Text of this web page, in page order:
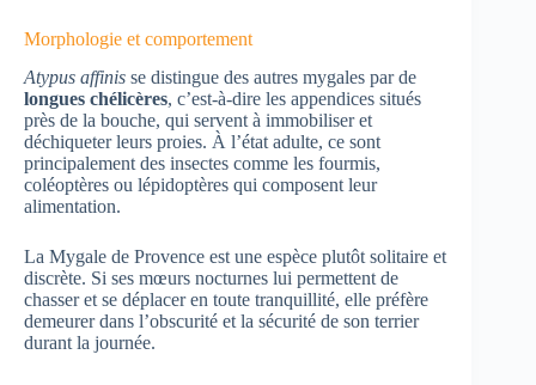
Morphologie et comportement
Atypus affinis se distingue des autres mygales par de
longues chélicères, c’est-à-dire les appendices situés
près de la bouche, qui servent à immobiliser et
déchiqueter leurs proies. À l’état adulte, ce sont
principalement des insectes comme les fourmis,
coléoptères ou lépidoptères qui composent leur
alimentation.
La Mygale de Provence est une espèce plutôt solitaire et
discrète. Si ses mœurs nocturnes lui permettent de
chasser et se déplacer en toute tranquillité, elle préfère
demeurer dans l’obscurité et la sécurité de son terrier
durant la journée.